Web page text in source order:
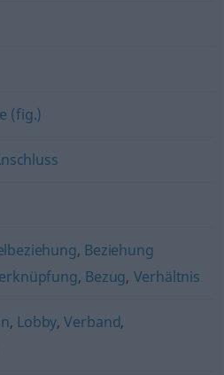
(fig.)
, Beziehung
, Bezug, Verhältnis
, Lobby,Verband,